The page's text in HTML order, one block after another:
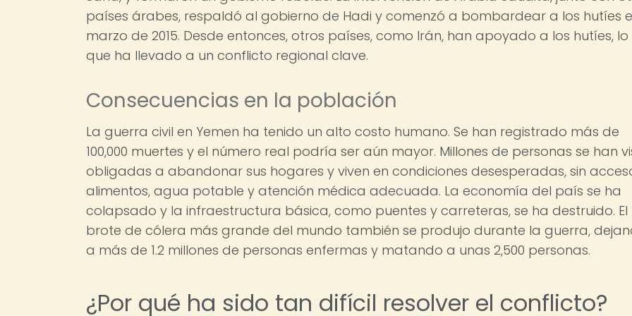
países árabes, respaldó al gobierno de Hadi y comenzó a bombardear a los hutíes
marzo de 2015. Desde entonces, otros países, como Irán, han apoyado a los hutíes, lo
que ha llevado a un conflicto regional clave.
Consecuencias en la población
La guerra civil en Yemen ha tenido un alto costo humano. Se han registrado más de
100,000 muertes y el número real podría ser aún mayor. Millones de personas se han
obligadas a abandonar sus hogares y viven en condiciones desesperadas, sin
alimentos, agua potable y atención médica adecuada. La economía del país se ha
colapsado y la infraestructura básica, como puentes y carreteras, se ha destruido. El
brote de cólera más grande del mundo también se produjo durante la guerra,
a más de 1.2 millones de personas enfermas y matando a unas 2,500 personas.
¿Por qué ha sido tan difícil resolver el conflicto?